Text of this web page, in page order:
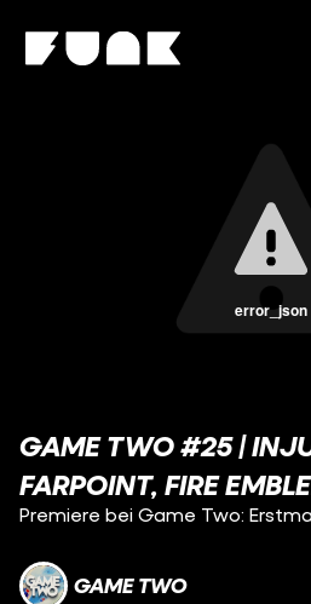
error_json
GAME TWO #25 |
FARPOINT, FIRE
GAME TWO